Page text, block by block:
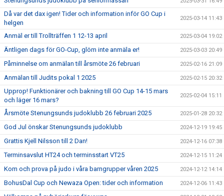
Då var det dax igen! Tider och information inför GO Cup i
helgen
2025-03-14 11:43
Anmäl er till Trollträffen 1 12-13 april 2025-03-04 19:02
Äntligen dags för GO-Cup, glöm inte anmäla er! 2025-03-03 20:49
Påminnelse om anmälan till årsmöte 26 februari 2025-02-16 21:09
Anmälan till Judits pokal 1 2025 2025-02-15 20:32
Upprop! Funktionärer och bakning till GO Cup 14-15 mars
och läger 16 mars?
2025-02-04 15:11
Årsmöte Stenungsunds judoklubb 26 februari 2025 2025-01-28 20:32
God Jul önskar Stenungsunds judoklubb 2024-12-19 19:45
Grattis Kjell Nilsson till 2 Dan! 2024-12-16 07:38
Terminsavslut HT24 och terminsstart VT25 2024-12-15 11:24
Kom och prova på judo i våra barngrupper våren 2025 2024-12-12 14:14
BohusDal Cup och Newaza Open: tider och information 2024-12-06 11:43